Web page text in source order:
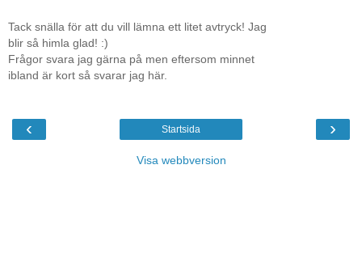
Tack snälla för att du vill lämna ett litet avtryck! Jag
blir så himla glad! :)
Frågor svara jag gärna på men eftersom minnet
ibland är kort så svarar jag här.
‹ ›
Startsida
Visa webbversion